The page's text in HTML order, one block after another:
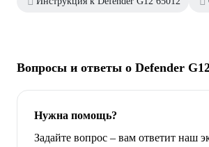
Вопросы и ответы о Defender
Нужна помощь?
Задайте вопрос – вам ответит наш